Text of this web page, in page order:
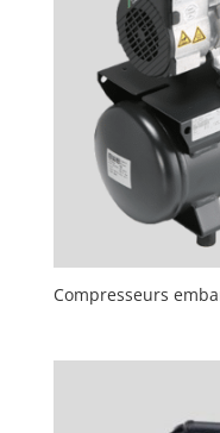
Compresseurs